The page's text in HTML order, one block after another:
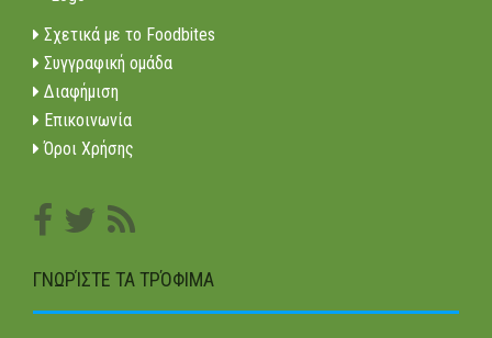
Σχετικά με το Foodbites
Συγγραφική ομάδα
Διαφήμιση
Επικοινωνία
Όροι Χρήσης
ΓΝΩΡΊΣΤΕ ΤΑ ΤΡΌΦΙΜΑ